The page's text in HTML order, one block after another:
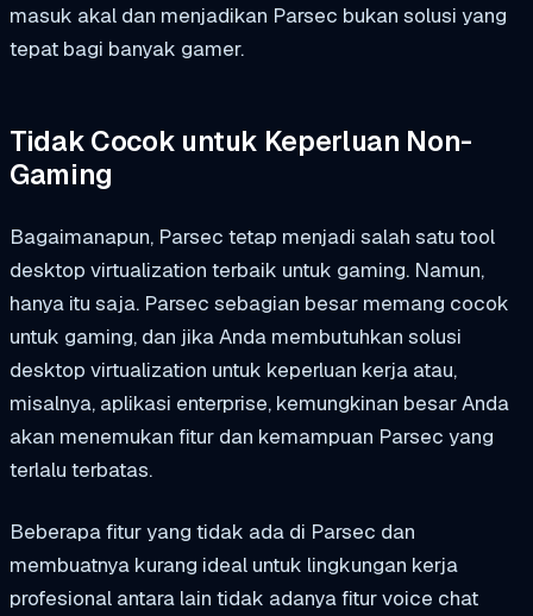
masuk akal dan menjadikan Parsec bukan solusi yang
tepat bagi banyak gamer.
Tidak Cocok untuk Keperluan Non-
Gaming
Bagaimanapun, Parsec tetap menjadi salah satu tool
desktop virtualization terbaik untuk gaming. Namun,
hanya itu saja. Parsec sebagian besar memang cocok
untuk gaming, dan jika Anda membutuhkan solusi
desktop virtualization untuk keperluan kerja atau,
misalnya, aplikasi enterprise, kemungkinan besar Anda
akan menemukan fitur dan kemampuan Parsec yang
terlalu terbatas.
Beberapa fitur yang tidak ada di Parsec dan
membuatnya kurang ideal untuk lingkungan kerja
profesional antara lain tidak adanya fitur voice chat